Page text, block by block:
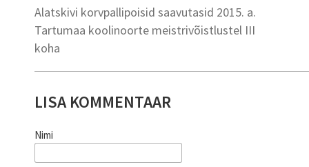
Alatskivi korvpallipoisid saavutasid 2015. a.
Tartumaa koolinoorte meistrivõistlustel III
koha
LISA KOMMENTAAR
Nimi